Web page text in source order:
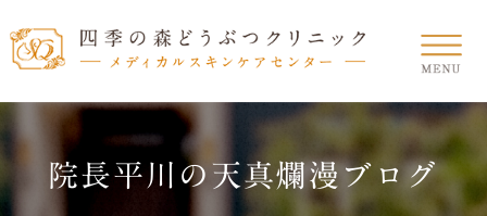
院長平川の天真爛漫ブログ